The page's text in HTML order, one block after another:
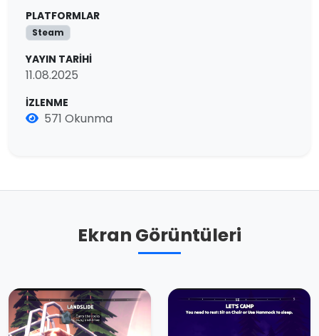
PLATFORMLAR
Steam
YAYIN TARIHI
11.08.2025
İZLENME
571 Okunma
Ekran Görüntüleri